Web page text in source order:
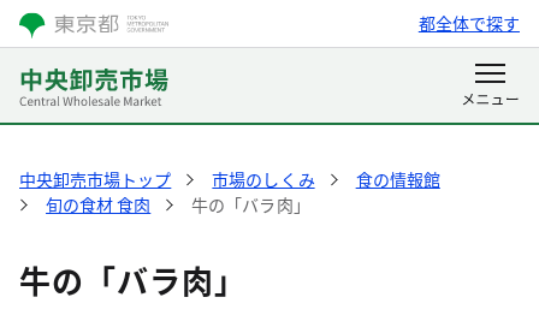
都全体で探す
中央卸売市場トップ 市場のしくみ
食の情報館
旬の食材 食肉
牛の「バラ肉」
牛の「バラ肉」